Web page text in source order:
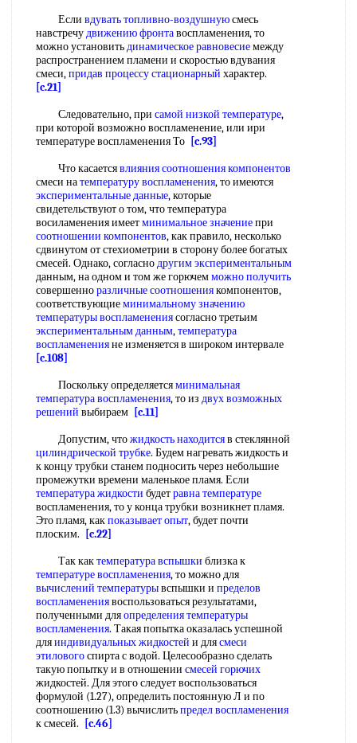
Если вдуватьтопливно-воздушнуюсмесь
навстречудвижению фронтавоспламенения, то
можно установитьдинамическое равновесиемежду
распространением пламени и скоростью вдувания
смеси,придав процессу стационарный характер.
[c.21]
Следовательно, при самой низкой температуре,
при которой возможно воспламенение, или ири
температуре воспламенения То [c.93]
Что касаетсявлияния соотношения компонентов
смеси натемпературу воспламенения, то имеются
экспериментальные данные, которые
свидетельствуют о том, что температура
восиламенения имеетминимальное значениепри
соотношении компонентов, как правило, несколько
сдвинутом от стехиометрии в сторону более богатых
смесей. Однако, согласнодругим экспериментальным
данным, на одном и том же горючемможно получить
совершенноразличные соотношениякомпонентов,
соответствующиеминимальному значению
температуры воспламенениясогласно третьим
экспериментальным данным,температура
воспламененияне изменяется в широком интервале
[c.108]
Поскольку определяетсяминимальная
температура воспламенения, то из двухвозможных
решений выбираем [c.11]
Допустим, чтожидкость находитсяв стеклянной
цилиндрической трубке. Будем нагревать жидкость и
к концу трубки станем подносить через небольшие
промежутки времени маленькое пламя. Если
температура жидкости будетравна температуре
воспламенения, то у конца трубки возникнет пламя.
Это пламя, какпоказывает опыт, будет почти
плоским.
[c.22]
Так кактемпература вспышки близка к
температуре воспламенения, то можно для
вычислений температурывспышки и пределов
воспламенениявоспользоваться результатами,
полученными дляопределения температуры
воспламенения. Такая попытка оказалась успешной
дляиндивидуальных жидкостей и длясмеси
этиловогоспирта с водой. Целесообразно сделать
такую попытку и в отношении смесей горючих
жидкостей. Для этого следует воспользоваться
формулой (1.27), определить постоянную Л и по
соотношению (1.3) вычислитьпредел воспламенения
к смесей.
[c.46]